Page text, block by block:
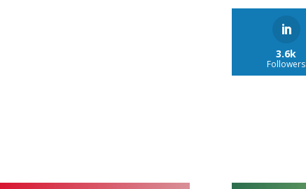
3.6k
Followers